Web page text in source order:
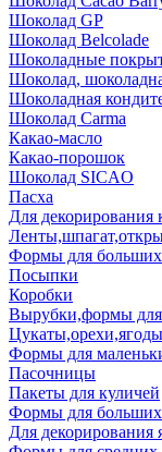
Шоколад GP
Шоколад Belcolade
Шоколадные
Шоколад,
Шоколадная
Шоколад Carma
Какао-масло
Какао-порошок
Шоколад SICAO
Пасха
Для декорирования
Формы для больших
Посыпки
Коробки
Вырубки,формы для
Цукаты,орехи,ягоды
Формы для
Пасочницы
Пакеты для куличей
Формы для больших
Для декорирования